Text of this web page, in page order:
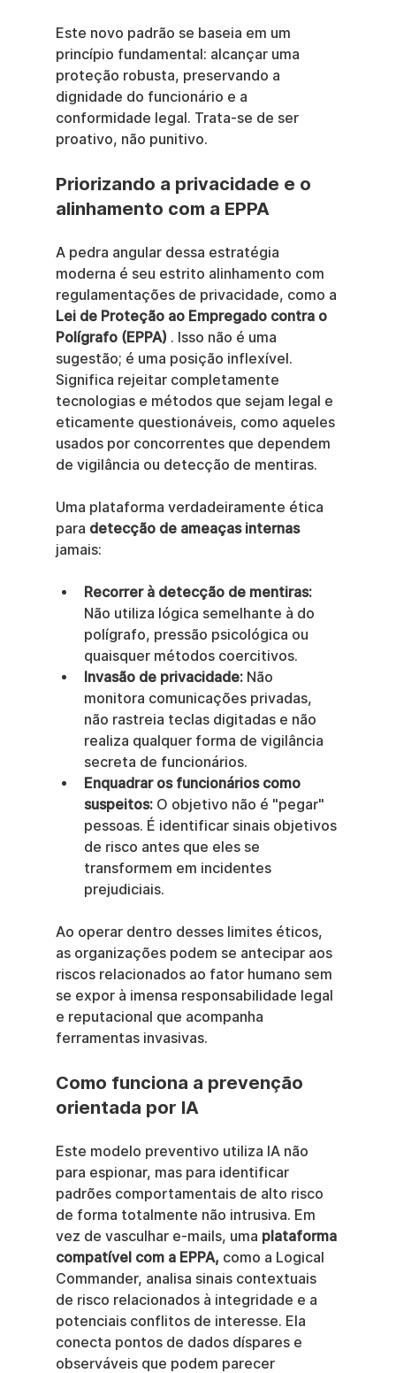
Este novo padrão se baseia em um
princípio fundamental: alcançar uma
proteção robusta, preservando a
dignidade do funcionário e a
conformidade legal. Trata-se de ser
proativo, não punitivo.
Priorizando a privacidade e o
alinhamento com a EPPA
A pedra angular dessa estratégia
moderna é seu estrito alinhamento com
regulamentações de privacidade, como a
Lei de Proteção ao Empregado contra o
Polígrafo (EPPA) . Isso não é uma
sugestão; é uma posição inflexível.
Significa rejeitar completamente
tecnologias e métodos que sejam legal e
eticamente questionáveis, como aqueles
usados por concorrentes que dependem
de vigilância ou detecção de mentiras.
Uma plataforma verdadeiramente ética
para detecção de ameaças internas
jamais:
Recorrer à detecção de mentiras:
Não utiliza lógica semelhante à do
polígrafo, pressão psicológica ou
quaisquer métodos coercitivos.
Invasão de privacidade: Não
monitora comunicações privadas,
não rastreia teclas digitadas e não
realiza qualquer forma de vigilância
secreta de funcionários.
Enquadrar os funcionários como
suspeitos: O objetivo não é "pegar"
pessoas. É identificar sinais objetivos
de risco antes que eles se
transformem em incidentes
prejudiciais.
Ao operar dentro desses limites éticos,
as organizações podem se antecipar aos
riscos relacionados ao fator humano sem
se expor à imensa responsabilidade legal
e reputacional que acompanha
ferramentas invasivas.
Como funciona a prevenção
orientada por IA
Este modelo preventivo utiliza IA não
para espionar, mas para identificar
padrões comportamentais de alto risco
de forma totalmente não intrusiva. Em
vez de vasculhar e-mails, uma plataforma
compatível com a EPPA, como a Logical
Commander, analisa sinais contextuais
de risco relacionados à integridade e a
potenciais conflitos de interesse. Ela
conecta pontos de dados díspares e
observáveis que podem parecer